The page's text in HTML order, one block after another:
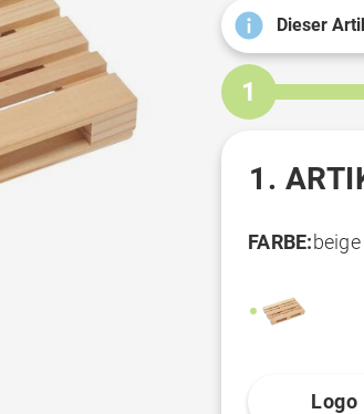
Dieser
1
1.
FARBE:beige
Logo